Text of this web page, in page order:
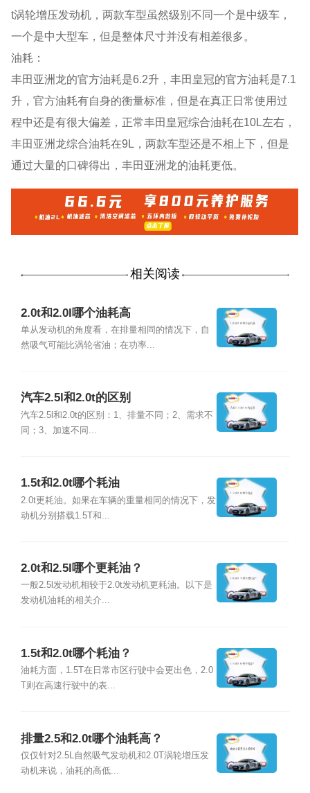
t涡轮增压发动机，两款车型虽然级别不同一个是中级车，
一个是中大型车，但是整体尺寸并没有相差很多。
油耗：
丰田亚洲龙的官方油耗是6.2升，丰田皇冠的官方油耗是7.1
升，官方油耗有自身的衡量标准，但是在真正日常使用过
程中还是有很大偏差，正常丰田皇冠综合油耗在10L左右，
丰田亚洲龙综合油耗在9L，两款车型还是不相上下，但是
通过大量的口碑得出，丰田亚洲龙的油耗更低。
相关阅读
2.0t和2.0l哪个油耗高
单从发动机的角度看，在排量相同的情况下，自
然吸气可能比涡轮省油；在功率...
汽车2.5l和2.0t的区别
汽车2.5l和2.0t的区别：1、排量不同；2、需求不
同；3、加速不同...
1.5t和2.0t哪个耗油
2.0t更耗油。如果在车辆的重量相同的情况下，发
动机分别搭载1.5T和...
2.0t和2.5l哪个更耗油？
一般2.5l发动机相较于2.0t发动机更耗油。以下是
发动机油耗的相关介...
1.5t和2.0t哪个耗油？
油耗方面，1.5T在日常市区行驶中会更出色，2.0
T则在高速行驶中的表...
排量2.5和2.0t哪个油耗高？
仅仅针对2.5L自然吸气发动机和2.0T涡轮增压发
动机来说，油耗的高低...